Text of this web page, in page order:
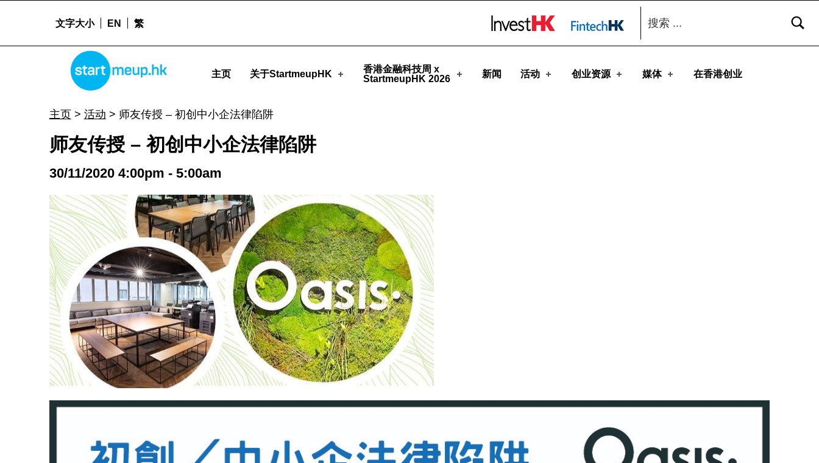
STARTMEUPHK
主页 关于StartmeupHK
香港金融科技周 x
StartmeupHK 2026
新闻 活动 创业资源 媒体 在香港创业
文字大小 EN 繁
搜索：
主页> 活动 > 师友传授 – 初创中小企法律陷阱
师友传授 – 初创中小企法律陷阱
30/11/2020 4:00pm - 5:00am